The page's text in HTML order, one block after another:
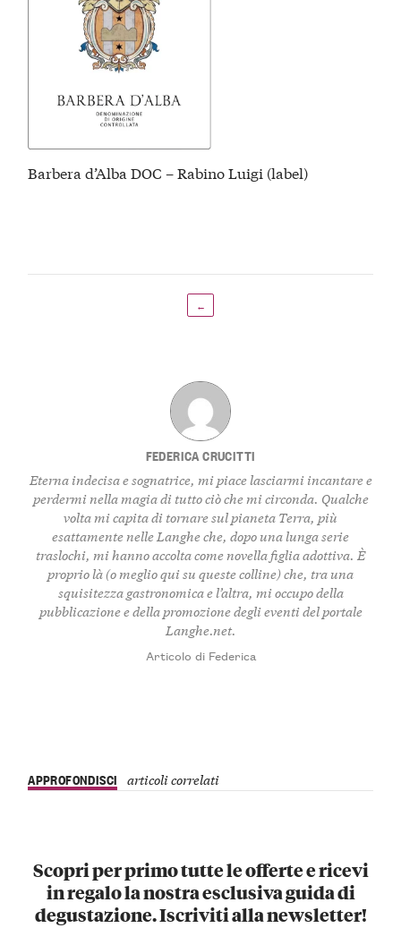
Barbera d’Alba DOC – Rabino Luigi (label)
←
FEDERICA CRUCITTI
Eterna indecisa e sognatrice, mi piace lasciarmi incantare e
perdermi nella magia di tutto ciò che mi circonda. Qualche
volta mi capita di tornare sul pianeta Terra, più
esattamente nelle Langhe che, dopo una lunga serie
traslochi, mi hanno accolta come novella figlia adottiva. È
proprio là (o meglio qui su queste colline) che, tra una
squisitezza gastronomica e l’altra, mi occupo della
pubblicazione e della promozione degli eventi del portale
Langhe.net.
Articolo di Federica
APPROFONDISCI articoli correlati
Scopri per primo tutte le offerte e ricevi
in regalo la nostra esclusiva guida di
degustazione. Iscriviti alla newsletter!